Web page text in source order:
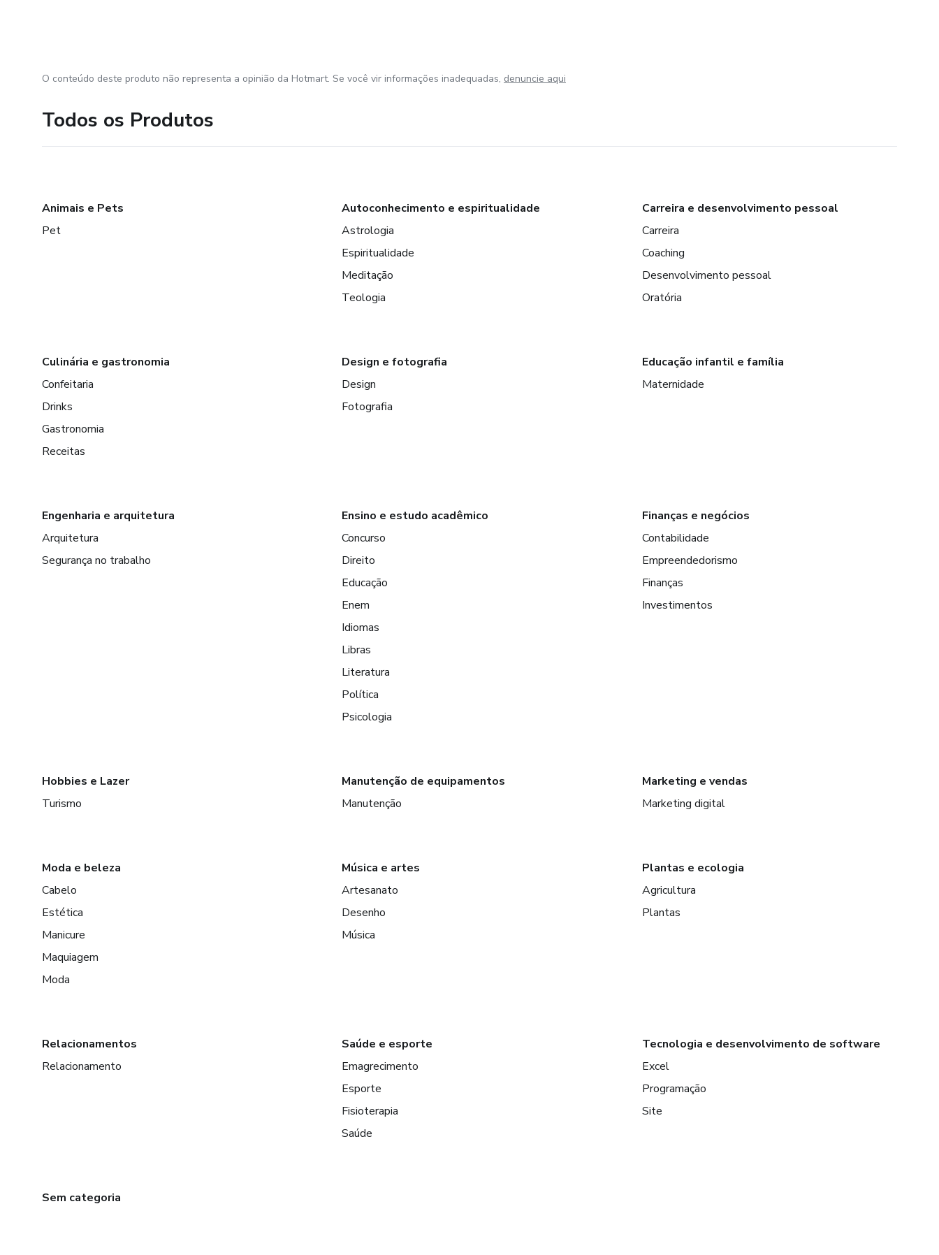
O conteúdo deste produto não representa a opinião da Hotmart. Se você vir informações inadequadas, denuncie aqui
Todos os Produtos
Animais e Pets
Pet
Autoconhecimento e espiritualidade
Astrologia
Espiritualidade
Meditação
Teologia
Carreira e desenvolvimento pessoal
Carreira
Coaching
Desenvolvimento pessoal
Oratória
Culinária e gastronomia
Confeitaria
Drinks
Gastronomia
Receitas
Design e fotografia
Design
Fotografia
Educação infantil e família
Maternidade
Engenharia e arquitetura
Arquitetura
Segurança no trabalho
Ensino e estudo acadêmico
Concurso
Direito
Educação
Enem
Idiomas
Libras
Literatura
Política
Psicologia
Finanças e negócios
Contabilidade
Empreendedorismo
Finanças
Investimentos
Hobbies e Lazer
Turismo
Manutenção de equipamentos
Manutenção
Marketing e vendas
Marketing digital
Moda e beleza
Cabelo
Estética
Manicure
Maquiagem
Moda
Música e artes
Artesanato
Desenho
Música
Plantas e ecologia
Agricultura
Plantas
Relacionamentos
Relacionamento
Saúde e esporte
Emagrecimento
Esporte
Fisioterapia
Saúde
Tecnologia e desenvolvimento de software
Excel
Programação
Site
Sem categoria